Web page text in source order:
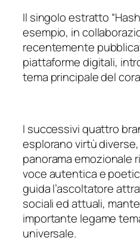
Il singolo estratto “
esempio, in
recentemente
piattaforme digitali,
tema principale del
I successivi quattro
esplorano virtù
panorama emozionale
voce autentica e
guida l’ascoltatore
sociali ed attuali,
importante legame
universale.